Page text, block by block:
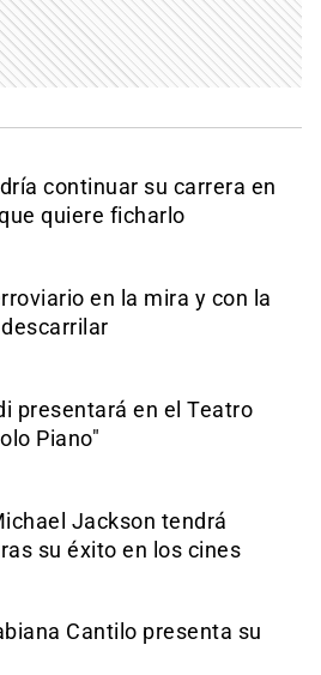
continuar su carrera en
quiere ficharlo
en la mira y con la
presentará en el Teatro
Piano"
Jackson tendrá
su éxito en los cines
Cantilo presenta su